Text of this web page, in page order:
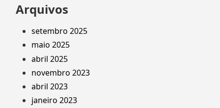
Arquivos
setembro 2025
maio 2025
abril 2025
novembro 2023
abril 2023
janeiro 2023